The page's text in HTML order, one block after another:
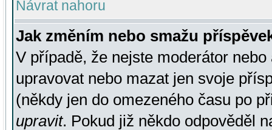
Návrat nahoru
Jak změním nebo smažu
V případě, že nejste moderátor
upravovat nebo mazat jen svoje
(někdy jen do omezeného času po
upravit. Pokud již někdo odpověděl